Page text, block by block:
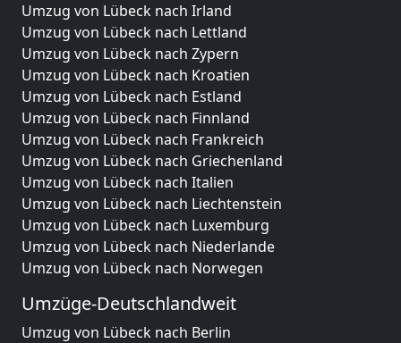
Umzug von Lübeck nach Irland
Umzug von Lübeck nach Lettland
Umzug von Lübeck nach Zypern
Umzug von Lübeck nach Kroatien
Umzug von Lübeck nach Estland
Umzug von Lübeck nach Finnland
Umzug von Lübeck nach Frankreich
Umzug von Lübeck nach Griechenland
Umzug von Lübeck nach Italien
Umzug von Lübeck nach Liechtenstein
Umzug von Lübeck nach Luxemburg
Umzug von Lübeck nach Niederlande
Umzug von Lübeck nach Norwegen
Umzüge-Deutschlandweit
Umzug von Lübeck nach Berlin